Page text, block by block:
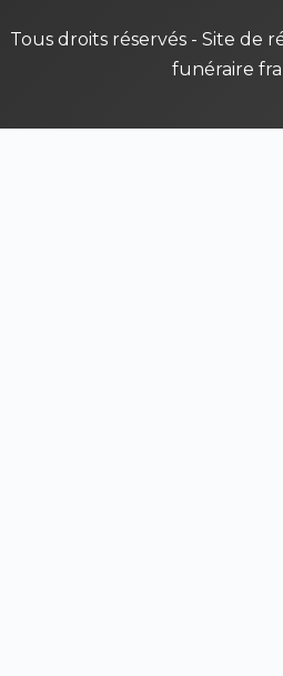
Tous droits réservés - Site de
funéraire